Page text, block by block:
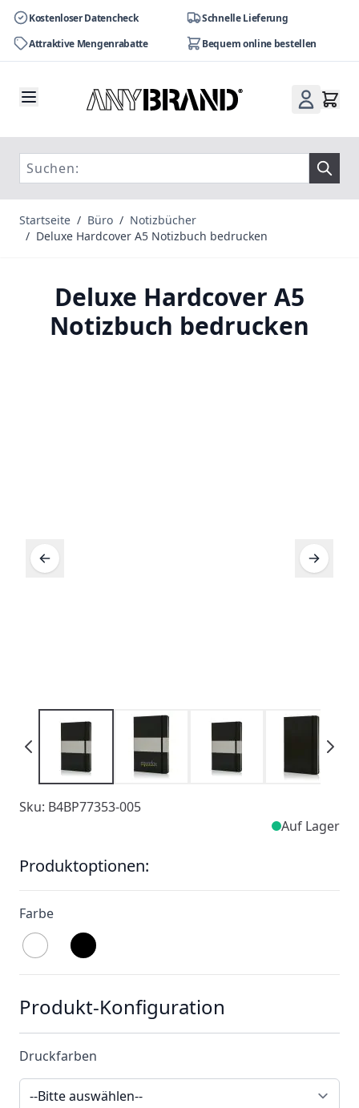
Kostenloser Datencheck
Schnelle Lieferung
Attraktive Mengenrabatte
Bequem online bestellen
Startseite / Büro / Notizbücher
/ Deluxe Hardcover A5 Notizbuch bedrucken
Deluxe Hardcover A5
Notizbuch bedrucken
Sku: B4BP77353-005
Auf Lager
Produktoptionen:
Farbe
Produkt-Konfiguration
Druckfarben